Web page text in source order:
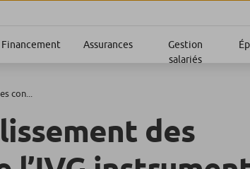
Financement Assurances
Gestion
salariés
con...
des